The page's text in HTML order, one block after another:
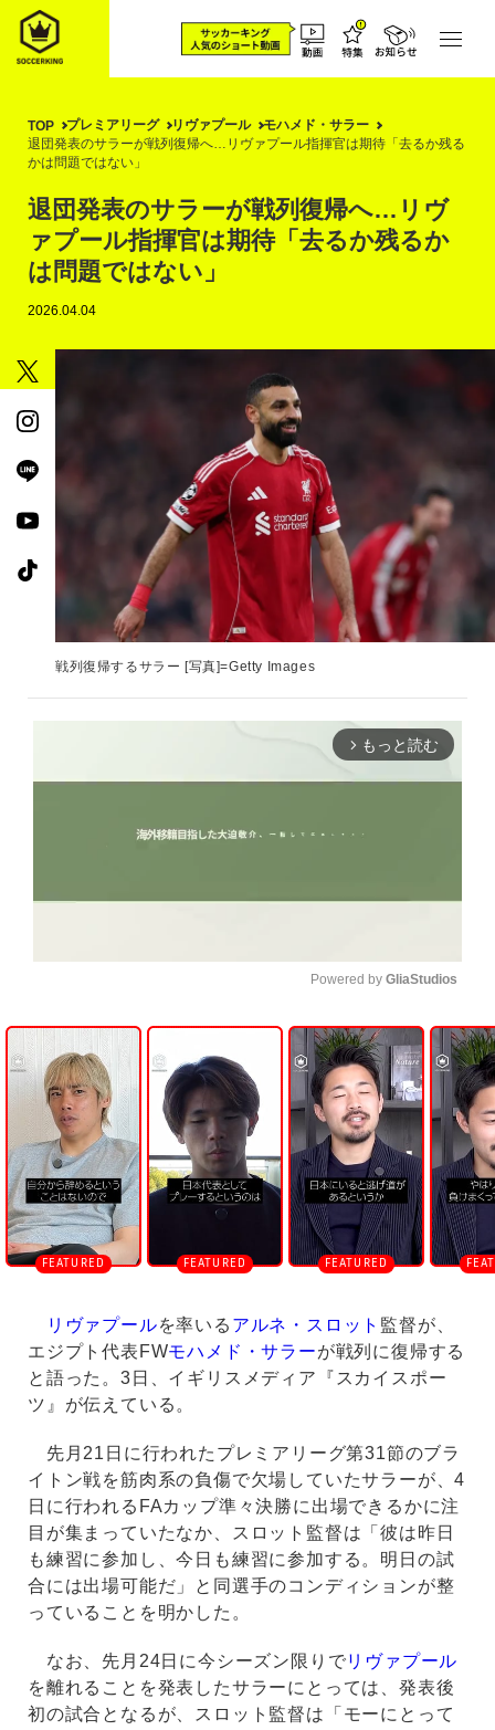
TOP プレミアリーグ リヴァプール
モハメド・サラー
退団発表のサラーが戦列復帰へ…リヴァプール指揮官は期待「去るか残る
かは問題ではない」
退団発表のサラーが戦列復帰へ…リヴ
ァプール指揮官は期待「去るか残るか
は問題ではない」
2026.04.04
戦列復帰するサラー [写真]=Getty Images
arrow_forward_ios もっと読む
U
n
m
u
t
e
Powered by GliaStudios
リヴァプールを率いる アルネ・スロット 監督が、
エジプト代表FWモハメド・サラーが戦列に復帰する
と語った。3日、イギリスメディア『スカイスポー
ツ』が伝えている。
先月21日に行われたプレミアリーグ第31節のブラ
イトン戦を筋肉系の負傷で欠場していたサラーが、4
日に行われるFAカップ準々決勝に出場できるかに注
目が集まっていたなか、スロット監督は「彼は昨日
も練習に参加し、今日も練習に参加する。明日の試
合には出場可能だ」と同選手のコンディションが整
っていることを明かした。
なお、先月24日に今シーズン限りでリヴァプール
を離れることを発表したサラーにとっては、発表後
初の試合となるが、スロット監督は「モーにとって